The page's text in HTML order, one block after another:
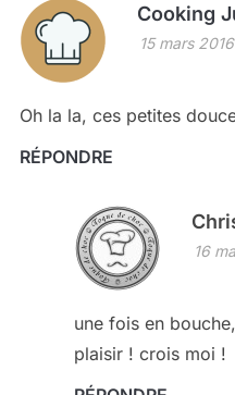
Cooking
15 mars
Oh la la, ces petites
RÉPONDRE
16
une fois en
plaisir ! crois moi !